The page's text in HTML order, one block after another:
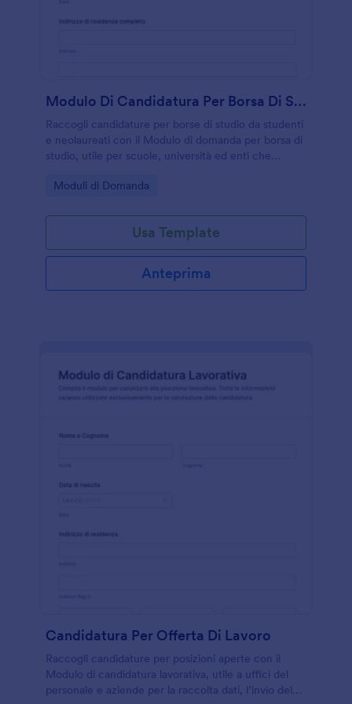
Modulo Di Candidatura Per Borsa Di Studio
Raccogli candidature per borse di studio da studenti
e neolaureati con il Modulo di domanda per borsa di
studio, utile per scuole, università ed enti che
delle risposte del modulo.
Go to Category:
Moduli di Domanda
Usa Template
Anteprima
Candidatura Per Offerta Di Lavoro
Raccogli candidature per posizioni aperte con il
Modulo di candidatura lavorativa, utile a uffici del
personale e aziende per la raccolta dati, l’invio del